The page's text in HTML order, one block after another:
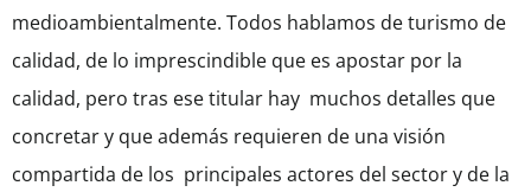
medioambientalmente. Todos hablamos de turismo de
calidad, de lo imprescindible que es apostar por la
calidad, pero tras ese titular hay muchos detalles que
concretar y que además requieren de una visión
compartida de los principales actores del sector y de la